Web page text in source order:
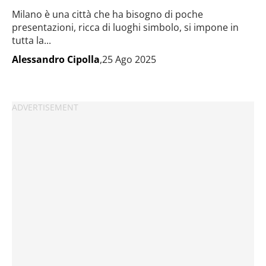
Milano è una città che ha bisogno di poche
presentazioni, ricca di luoghi simbolo, si impone in
tutta la...
Alessandro Cipolla,25 Ago 2025